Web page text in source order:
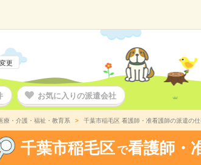
更
お気に入りの派遣会社
療・介護・福祉・教育系 千葉市稲毛区 看護師・准看護師の派遣の
千葉市稲毛区 で看護師・